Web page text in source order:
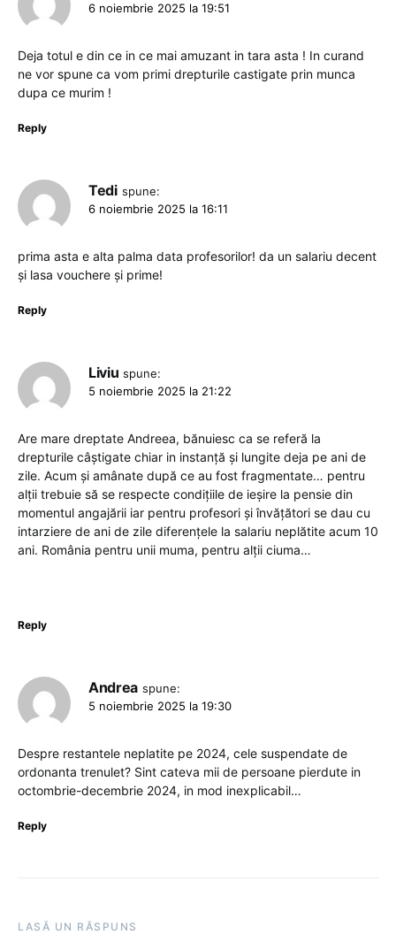
6 noiembrie 2025 la 19:51
Deja totul e din ce in ce mai amuzant in tara asta ! In curand
ne vor spune ca vom primi drepturile castigate prin munca
dupa ce murim !
Reply
Tedi spune:
6 noiembrie 2025 la 16:11
prima asta e alta palma data profesorilor! da un salariu decent
și lasa vouchere și prime!
Reply
Liviu spune:
5 noiembrie 2025 la 21:22
Are mare dreptate Andreea, bănuiesc ca se referă la
drepturile câștigate chiar in instanță și lungite deja pe ani de
zile. Acum și amânate după ce au fost fragmentate… pentru
alții trebuie să se respecte condițiile de ieșire la pensie din
momentul angajării iar pentru profesori și învățători se dau cu
intarziere de ani de zile diferențele la salariu neplătite acum 10
ani. România pentru unii muma, pentru alții ciuma…
Reply
Andrea spune:
5 noiembrie 2025 la 19:30
Despre restantele neplatite pe 2024, cele suspendate de
ordonanta trenulet? Sint cateva mii de persoane pierdute in
octombrie-decembrie 2024, in mod inexplicabil…
Reply
LASĂ UN RĂSPUNS